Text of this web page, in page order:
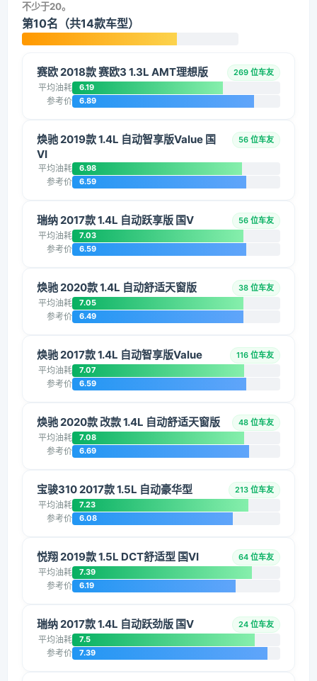
不少于20。
第10名（共14款车型）
赛欧 2018款 赛欧3 1.3L AMT理想版 269 位车友
平均油耗 6.19
参考价 6.89
焕驰 2019款 1.4L 自动智享版Value 国
VI
56 位车友
平均油耗 6.98
参考价 6.59
瑞纳 2017款 1.4L 自动跃享版 国V 56 位车友
平均油耗 7.03
参考价 6.59
焕驰 2020款 1.4L 自动舒适天窗版 38 位车友
平均油耗 7.05
参考价 6.49
焕驰 2017款 1.4L 自动智享版Value 116 位车友
平均油耗 7.07
参考价 6.59
焕驰 2020款 改款 1.4L 自动舒适天窗版 48 位车友
平均油耗 7.08
参考价 6.69
宝骏310 2017款 1.5L 自动豪华型 213 位车友
平均油耗 7.23
参考价 6.08
悦翔 2019款 1.5L DCT舒适型 国VI 64 位车友
平均油耗 7.39
参考价 6.19
瑞纳 2017款 1.4L 自动跃劲版 国V 24 位车友
平均油耗 7.5
参考价 7.39